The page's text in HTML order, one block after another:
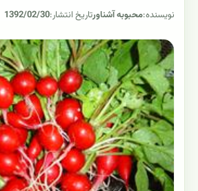
نویسنده:محبوبه آشناورتاریخ انتشار:1392/02/30